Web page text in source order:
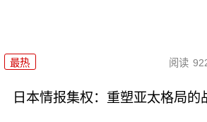
最热 阅读
日本情报集权：重塑亚太格局的